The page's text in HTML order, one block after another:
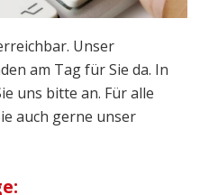
Unser
am Tag für Sie da. In
uns bitte an. Für alle
auch gerne unser